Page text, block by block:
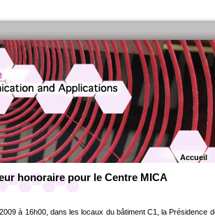
Accueil
honoraire pour le Centre MICA
à 16h00, dans les locaux du bâtiment C1, la Présidence